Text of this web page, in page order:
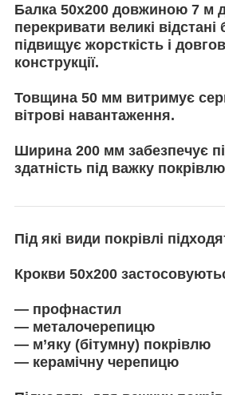
Балка 50х200 довжиною 7 м
перекривати великі
підвищує жорсткість і
конструкції.
Товщина 50 мм витримує
вітрові навантаження.
Ширина 200 мм забезпечує
здатність під важку
Під які види покрівлі
Крокви 50х200
— профнастил
— металочерепицю
— м’яку (бітумну) покрівлю
— керамічну черепицю